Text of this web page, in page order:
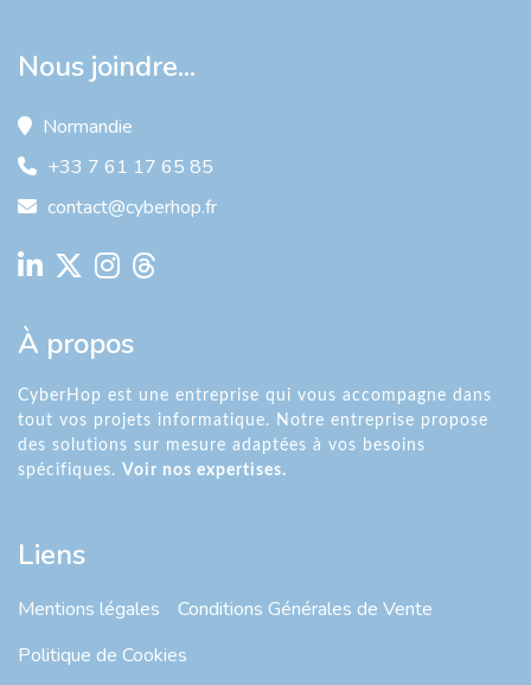
Nous joindre...
Normandie
+33 7 61 17 65 85
contact@cyberhop.fr
À propos
CyberHop est une entreprise qui vous accompagne dans
tout vos projets informatique. Notre entreprise propose
des solutions sur mesure adaptées à vos besoins
spécifiques. Voir nos expertises.
Liens
Mentions légales
Conditions Générales de Vente
Politique de Cookies